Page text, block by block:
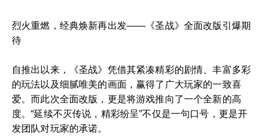
烈火重燃，经典焕新再出发——《圣战》全面改版引爆期
待
自推出以来，《圣战》凭借其紧凑精彩的剧情、丰富多彩
的玩法以及细腻唯美的画面，赢得了广大玩家的一致喜
爱。而此次全面改版，更是将游戏推向了一个全新的高
度。“延续不灭传说，精彩纷呈”不仅是一句口号，更是开
发团队对玩家的承诺。